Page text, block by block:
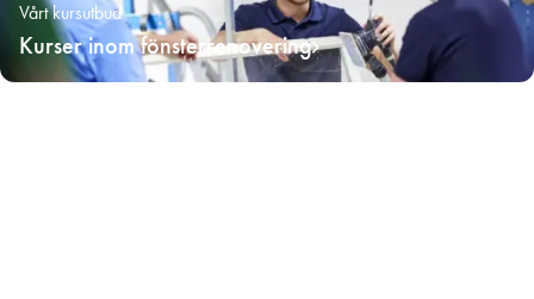
Vårt kursutbud
Kurser inom fönsterrenovering